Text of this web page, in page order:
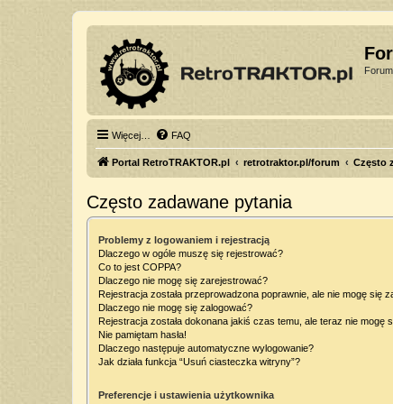
Więcej… FAQ
Portal RetroTRAKTOR.pl retrotraktor.pl/forum Często
Często zadawane pytania
Problemy z logowaniem i rejestracją
Dlaczego w ogóle muszę się rejestrować?
Co to jest COPPA?
Dlaczego nie mogę się zarejestrować?
Rejestracja została przeprowadzona poprawnie, ale nie mogę się
Dlaczego nie mogę się zalogować?
Rejestracja została dokonana jakiś czas temu, ale teraz nie mogę
Nie pamiętam hasła!
Dlaczego następuje automatyczne wylogowanie?
Jak działa funkcja “Usuń ciasteczka witryny”?
Preferencje i ustawienia użytkownika